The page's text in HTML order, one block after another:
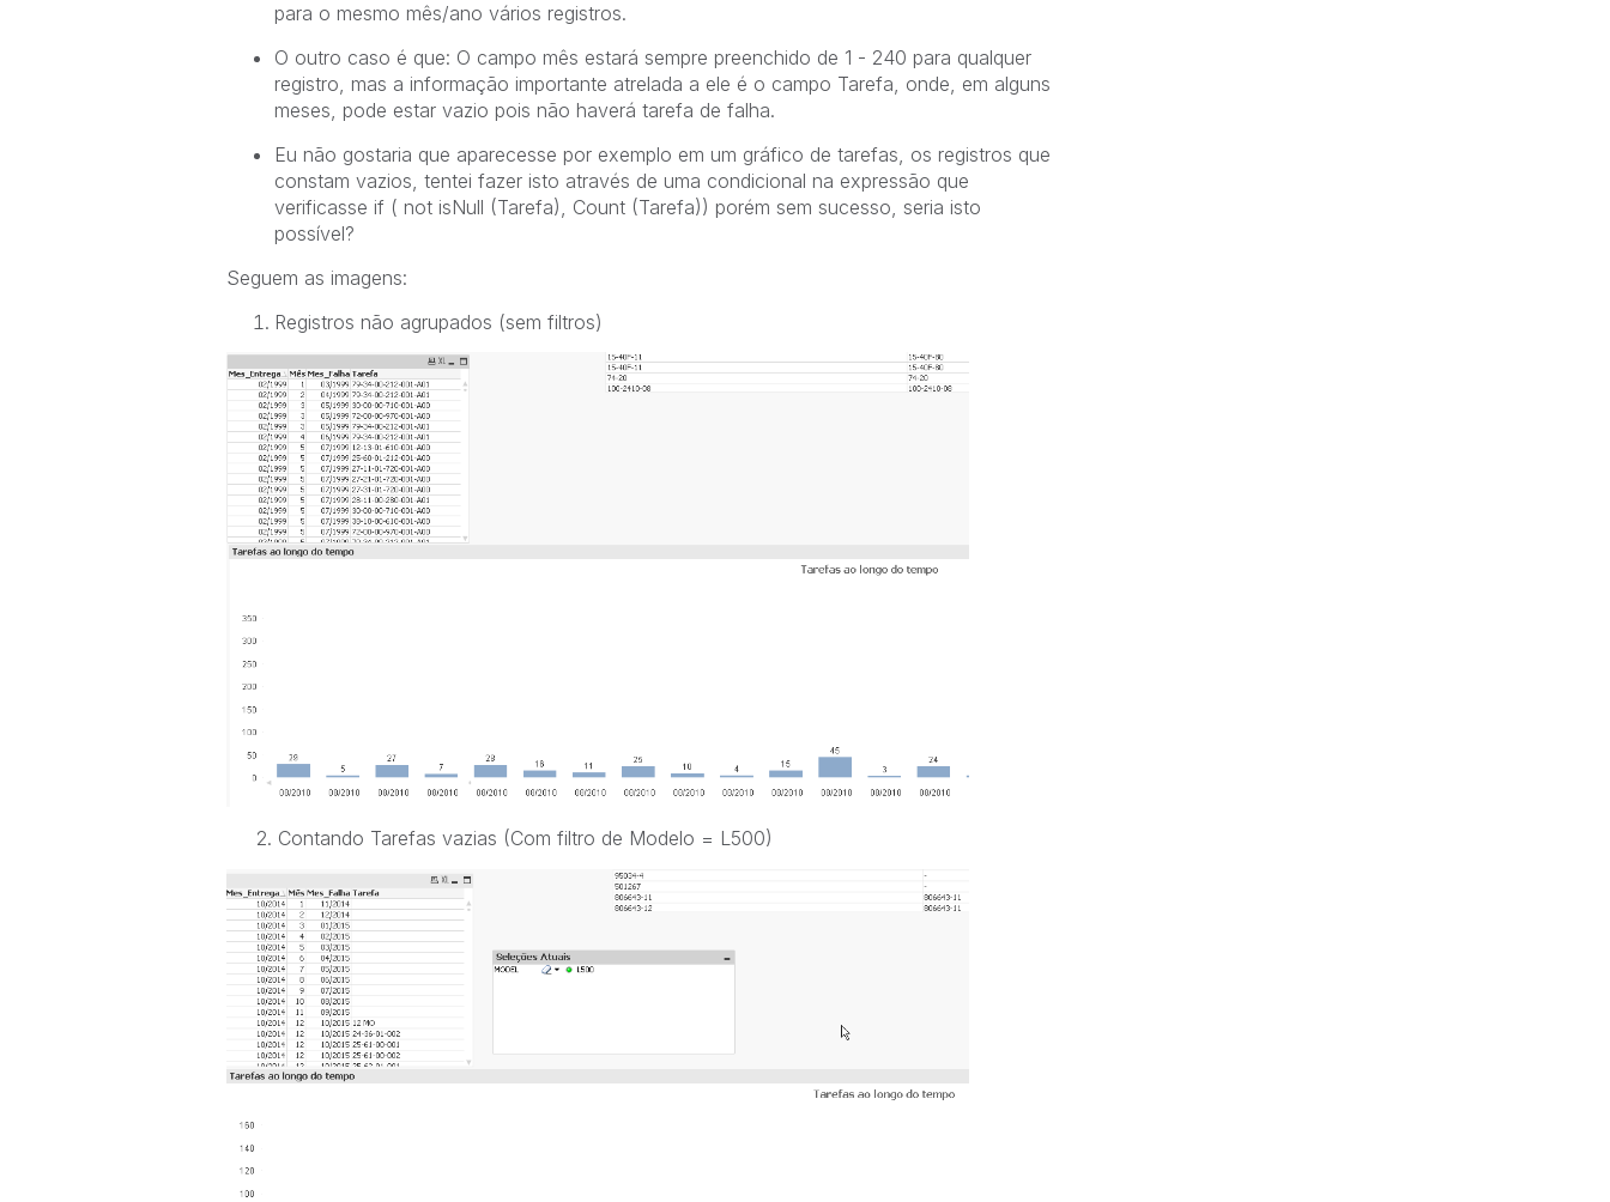
para o mesmo mês/ano vários registros.
O outro caso é que: O campo mês estará sempre preenchido de 1 - 240 para qualquer
registro, mas a informação importante atrelada a ele é o campo Tarefa, onde, em alguns
meses, pode estar vazio pois não haverá tarefa de falha.
Eu não gostaria que aparecesse por exemplo em um gráfico de tarefas, os registros que
constam vazios, tentei fazer isto através de uma condicional na expressão que
verificasse if ( not isNull (Tarefa), Count (Tarefa)) porém sem sucesso, seria isto
possível?
Seguem as imagens:
Registros não agrupados (sem filtros)
2. Contando Tarefas vazias (Com filtro de Modelo = L500)